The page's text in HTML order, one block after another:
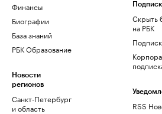
Финансы
Биографии
База знаний
РБК Образование
Новости
регионов
Санкт-Петербург
и область
Скрыть
на РБК
RSS